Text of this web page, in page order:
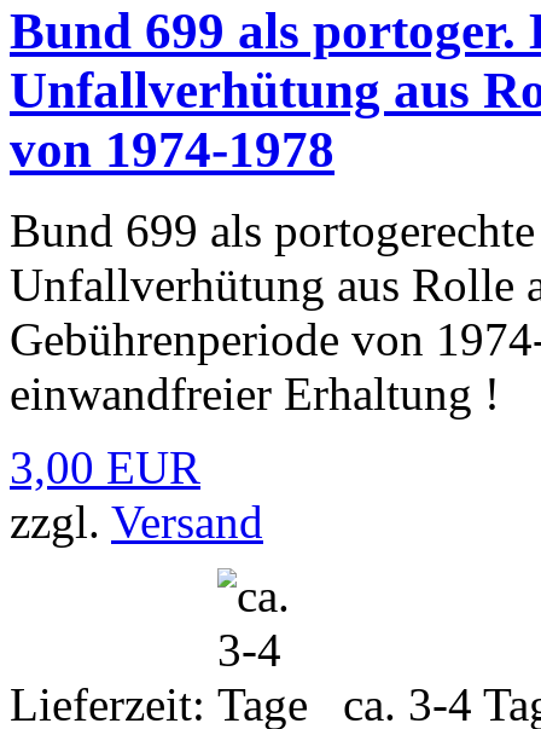
Bund 699 als portoger.
Unfallverhütung aus
von 1974-1978
Bund 699 als
Unfallverhütung aus Rolle
Gebührenperiode von
einwandfreier Erhaltung !
3,00 EUR
zzgl. Versand
Lieferzeit: ca. 3-4